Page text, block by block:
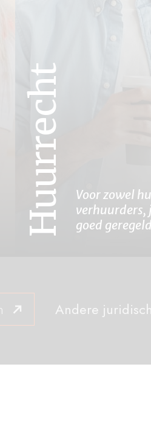
Huurrecht
Voor zowel
verhuurders,
goed
Andere